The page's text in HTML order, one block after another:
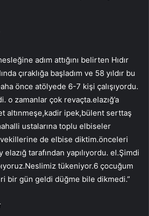
adım attığını belirten Hıdır
çıraklığa başladım ve 58 yıldır bu
önce atölyede 6-7 kişi çalışıyordu.
o zamanlar çok revaçta.elazığ’a
altınmeşe,kadir ipek,bülent serttaş
ustalarına toplu elbiseler
de elbise diktim.önceleri
tarafından yapılıyordu. el.Şimdi
tükeniyor.6 çocuğum
bir gün geldi düğme bile dikmedi.”